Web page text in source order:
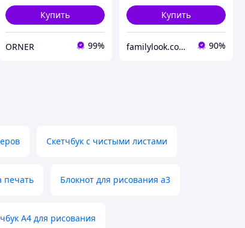
Купить
ORNER 99%
Купить
familylook.com.ua 90%
Скетчбук с чистыми листами
печать Блокнот для рисования а3
A4 для рисования